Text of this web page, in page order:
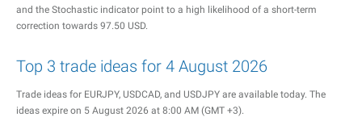
and the Stochastic indicator point to a high likelihood of a short-term
correction towards 97.50 USD.
Top 3 trade ideas for 4 August 2026
Trade ideas for EURJPY, USDCAD, and USDJPY are available today. The
ideas expire on 5 August 2026 at 8:00 AM (GMT +3).